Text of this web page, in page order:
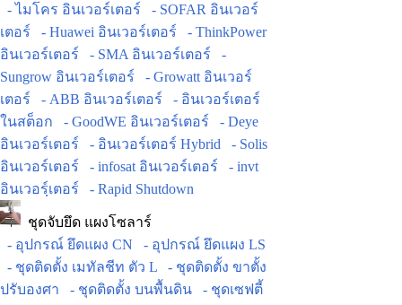
- ไมโคร อินเวอร์เตอร์
- SOFAR อินเวอร์
เตอร์
- Huawei อินเวอร์เตอร์
- ThinkPower
อินเวอร์เตอร์
- SMA อินเวอร์เตอร์
-
Sungrow อินเวอร์เตอร์
- Growatt อินเวอร์
เตอร์
- ABB อินเวอร์เตอร์
- อินเวอร์เตอร์
ในสต็อก
- GoodWE อินเวอร์เตอร์
- Deye
อินเวอร์เตอร์
- อินเวอร์เตอร์ Hybrid
- Solis
อินเวอร์เตอร์
- infosat อินเวอร์เตอร์
- invt
อินเวอร์ฺเตอร์
- Rapid Shutdown
ชุดจับยึด แผงโซลาร์
- อุปกรณ์ ยึดแผง CN
- อุปกรณ์ ยึดแผง LS
- ชุดติดตั้ง เมทัลชีท ตัว L
- ชุดติดตั้ง ขาตั้ง
ปรับองศา
- ชุดติดตั้ง บนพื้นดิน
- ชุดเซฟตี้